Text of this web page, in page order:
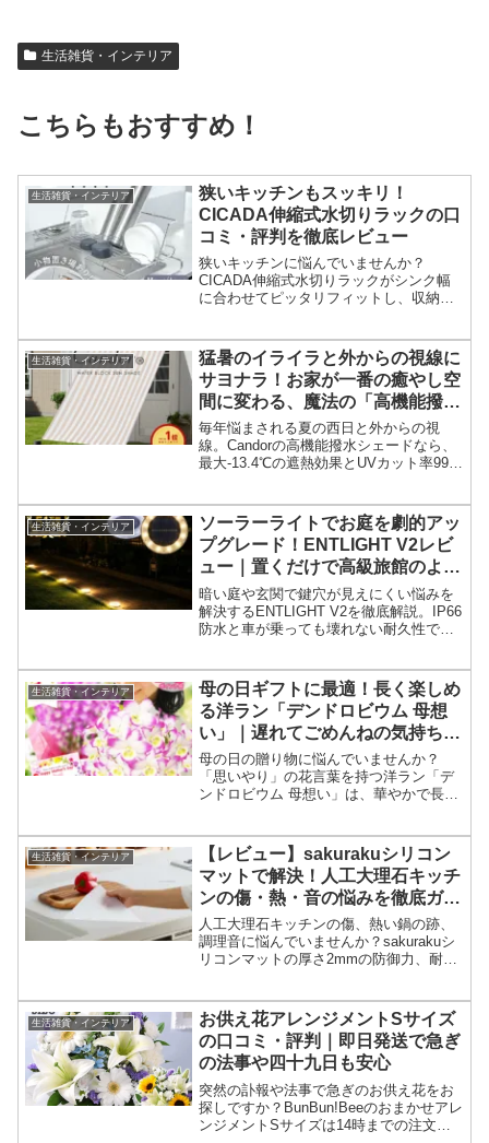
生活雑貨・インテリア
こちらもおすすめ！
生活雑貨・インテリア
狭いキッチンもスッキリ！
CICADA伸縮式水切りラックの口
コミ・評判を徹底レビュー
狭いキッチンに悩んでいませんか？
CICADA伸縮式水切りラックがシンク幅
に合わせてピッタリフィットし、収納も
入すべきか徹底解説します！
生活雑貨・インテリア
猛暑のイライラと外からの視線に
サヨナラ！お家が一番の癒やし空
間に変わる、魔法の「高機能撥水
シェード」
毎年悩まされる夏の西日と外からの視
線。Candorの高機能撥水シェードなら、
最大-13.4℃の遮熱効果とUVカット率99%
て電気代を節約したい方におすすめで
す。
生活雑貨・インテリア
ソーラーライトでお庭を劇的アッ
プグレード！ENTLIGHT V2レビ
ュー｜置くだけで高級旅館のよう
なライティングを叶える防水ガー
デンライト
暗い庭や玄関で鍵穴が見えにくい悩みを
解決するENTLIGHT V2を徹底解説。IP66
防水と車が乗っても壊れない耐久性で、
生活雑貨・インテリア
母の日ギフトに最適！長く楽しめ
る洋ラン「デンドロビウム 母想
い」｜遅れてごめんねの気持ちを
彩る特別な花贈り
母の日の贈り物に悩んでいませんか？
「思いやり」の花言葉を持つ洋ラン「デ
ンドロビウム 母想い」は、華やかで長く
でも安心の育て方、実際の口コミを徹底
分析してご紹介します。
生活雑貨・インテリア
【レビュー】sakurakuシリコン
マットで解決！人工大理石キッチ
ンの傷・熱・音の悩みを徹底ガー
ド
人工大理石キッチンの傷、熱い鍋の跡、
調理音に悩んでいませんか？sakurakuシ
リコンマットの厚さ2mmの防御力、耐熱
を実現する決定版アイテムの魅力を解説
します。
生活雑貨・インテリア
お供え花アレンジメントSサイズ
の口コミ・評判｜即日発送で急ぎ
の法事や四十九日も安心
突然の訃報や法事で急ぎのお供え花をお
探しですか？BunBun!Beeのおまかせアレ
ンジメントSサイズは14時までの注文で